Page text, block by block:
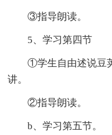
③指导朗读。
5、学习第四节
①学生自由述说豆
讲。
②指导朗读。
b、学习第五节。